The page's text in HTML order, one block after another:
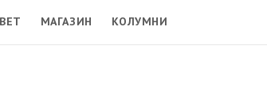
МАГАЗИН КОЛУМНИ